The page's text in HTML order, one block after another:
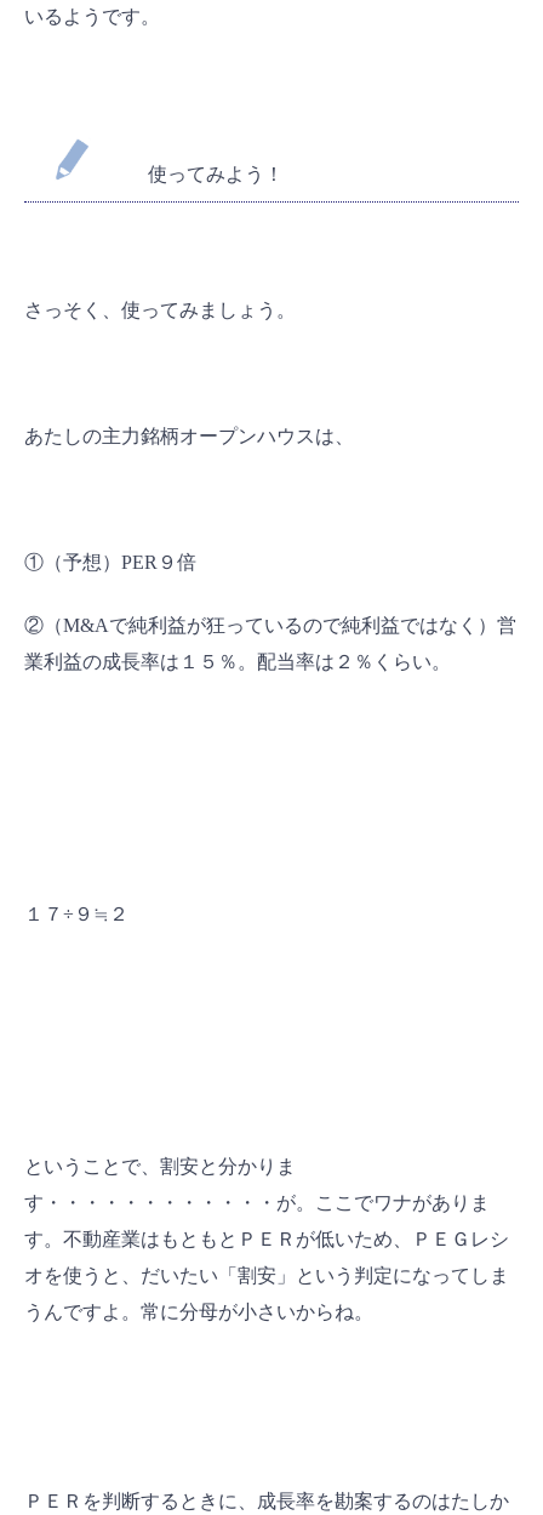
いるようです。
使ってみよう！
さっそく、使ってみましょう。
あたしの主力銘柄オープンハウスは、
①（予想）PER９倍
②（M&Aで純利益が狂っているので純利益ではなく）営
業利益の成長率は１５％。配当率は２％くらい。
１７÷９≒２
ということで、割安と分かりま
す・・・・・・・・・・・・が。ここでワナがありま
す。不動産業はもともとＰＥＲが低いため、ＰＥＧレシ
オを使うと、だいたい「割安」という判定になってしま
うんですよ。常に分母が小さいからね。
ＰＥＲを判断するときに、成長率を勘案するのはたしか